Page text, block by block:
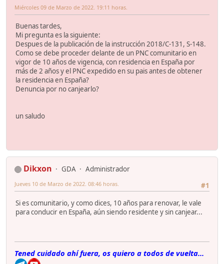
Miércoles 09 de Marzo de 2022. 19:11 horas.
Buenas tardes,
Mi pregunta es la siguiente:
Despues de la publicación de la instrucción 2018/C-131, S-148.
Como se debe proceder delante de un PNC comunitario en
vigor de 10 años de vigencia, con residencia en España por
más de 2 años y el PNC expedido en su pais antes de obtener
la residencia en España?
Denuncia por no canjearlo?
un saludo
Dikxon GDA
Administrador
#1
Jueves 10 de Marzo de 2022. 08:46 horas.
Si es comunitario, y como dices, 10 años para renovar, le vale
para conducir en España, aún siendo residente y sin canjear...
Tened cuidado ahí fuera, os quiero a todos de vuelta...